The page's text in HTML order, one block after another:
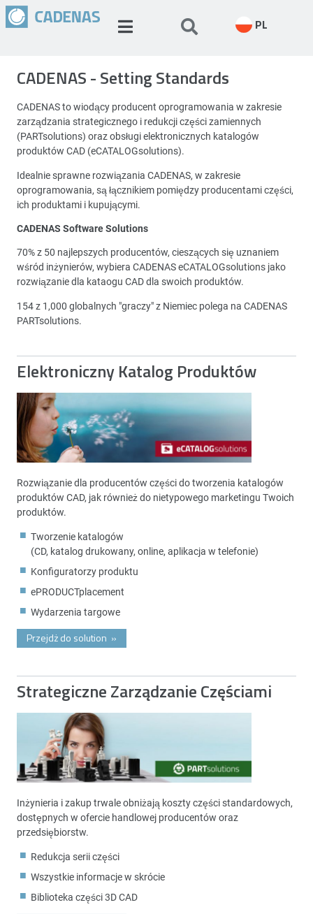
PL
CADENAS - Setting Standards
CADENAS to wiodący producent oprogramowania w zakresie
zarządzania strategicznego i redukcji części zamiennych
(PARTsolutions) oraz obsługi elektronicznych katalogów
produktów CAD (eCATALOGsolutions).
Idealnie sprawne rozwiązania CADENAS, w zakresie
oprogramowania, są łącznikiem pomiędzy producentami części,
ich produktami i kupującymi.
CADENAS Software Solutions
70% z 50 najlepszych producentów, cieszących się uznaniem
wśród inżynierów, wybiera CADENAS eCATALOGsolutions jako
rozwiązanie dla kataogu CAD dla swoich produktów.
154 z 1,000 globalnych "graczy" z Niemiec polega na CADENAS
PARTsolutions.
Elektroniczny Katalog Produktów
Rozwiązanie dla producentów części do tworzenia katalogów
produktów CAD, jak również do nietypowego marketingu Twoich
produktów.
Tworzenie katalogów
(CD, katalog drukowany, online, aplikacja w telefonie)
Konfiguratorzy produktu
ePRODUCTplacement
Wydarzenia targowe
Przejdż do solution »
Strategiczne Zarządzanie Częściami
Inżynieria i zakup trwale obniżają koszty części standardowych,
dostępnych w ofercie handlowej producentów oraz
przedsiębiorstw.
Redukcja serii części
Wszystkie informacje w skrócie
Biblioteka części 3D CAD